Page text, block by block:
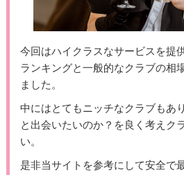
今回はハイクラスなサービスを提
ランキングと一般的なクラブの相
ました。
中にはとてもニッチなクラブもあ
と出会いたいのか？を良く考えク
い。
是非当サイトを参考にして安全で